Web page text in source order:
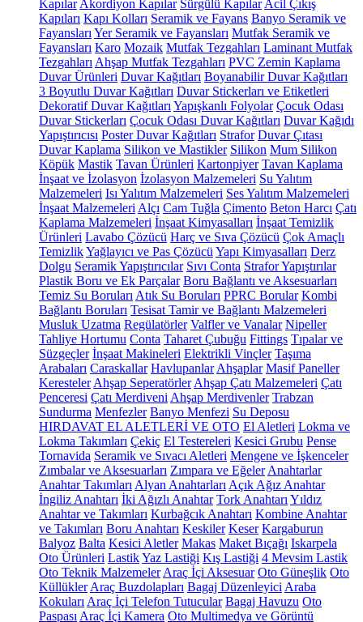
Kapılar Akordiyon Kapılar Sürgülü Kapılar Acil Çıkış
Kapıları Kapı Kolları Seramik ve Fayans Banyo Seramik ve
Fayansları Yer Seramik ve Fayansları Mutfak Seramik ve
Fayansları Karo Mozaik Mutfak Tezgahları Laminant Mutfak
Tezgahları Ahşap Mutfak Tezgahları PVC Zemin Kaplama
Duvar Ürünleri Duvar Kağıtları Boyanabilir Duvar Kağıtları
3 Boyutlu Duvar Kağıtları Duvar Stickerları ve Etiketleri
Dekoratif Duvar Kağıtları Yapışkanlı Folyolar Çocuk Odası
Duvar Stickerları Çocuk Odası Duvar Kağıtları Duvar Kağıdı
Yapıştırıcısı Poster Duvar Kağıtları Strafor Duvar Çıtası
Duvar Kaplama Silikon ve Mastikler Silikon Mum Silikon
Köpük Mastik Tavan Ürünleri Kartonpiyer Tavan Kaplama
İnşaat ve İzolasyon İzolasyon Malzemeleri Su Yalıtım
Malzemeleri Isı Yalıtım Malzemeleri Ses Yalıtım Malzemeleri
İnşaat Malzemeleri Alçı Cam Tuğla Çimento Beton Harcı Çatı
Kaplama Malzemeleri İnşaat Kimyasalları İnşaat Temizlik
Ürünleri Lavabo Çözücü Harç ve Sıva Çözücü Çok Amaçlı
TemizlikYağlayıcı ve Pas Çözücü Yapı Kimyasalları Derz
Dolgu Seramik Yapıştırıcılar Sıvı Conta Strafor Yapıştırılar
Plastik Boru ve Ek Parçalar Boru Bağlantı ve Aksesuarları
Temiz Su Boruları Atık Su Boruları PPRC Borular Kombi
Bağlantı Boruları Tesisat Tamir ve Bağlantı Malzemeleri
Musluk Uzatma Regülatörler Valfler ve Vanalar Nipeller
Tahliye Hortumu Conta Taharet Çubuğu Fittings Tıpalar ve
Süzgeçler İnşaat Makineleri Elektrikli Vinçler Taşıma
Arabaları Caraskallar Havlupanlar Ahşaplar Masif Paneller
Keresteler Ahşap Seperatörler Ahşap Çatı Malzemeleri Çatı
Penceresi Çatı Merdiveni Ahşap Merdivenler Trabzan
Sundurma Menfezler Banyo Menfezi Su Deposu
HIRDAVAT EL ALETLERİ VE OTO El Aletleri Lokma ve
Lokma Takımları Çekiç El Testereleri Kesici Grubu Pense
Tornavida Seramik ve Sıvacı Aletleri Mengene ve İşkenceler
Zımbalar ve Aksesuarları Zımpara ve Eğeler Anahtarlar
Anahtar Takımları Alyan Anahtarları Açık Ağız Anahtar
İngiliz Anahtarı İki Ağızlı Anahtar Tork Anahtarı Yıldız
Anahtar ve Takımları Kurbağcık Anahtarı Kombine Anahtar
ve Takımları Boru Anahtarı Keskiler Keser Kargaburun
Balyoz Balta Kesici Aletler Makas Maket Bıçağı Iskarpela
Oto Ürünleri LastikYaz Lastiği Kış Lastiği 4 Mevsim Lastik
Oto Teknik Malzemeler Araç İçi Aksesuar Oto Güneşlik Oto
Küllükler Araç Buzdolapları Bagaj Düzenleyici Araba
Kokuları Araç İçi Telefon Tutucular Bagaj Havuzu Oto
Paspası Araç İçi Kamera Oto Multimedya ve Görüntü